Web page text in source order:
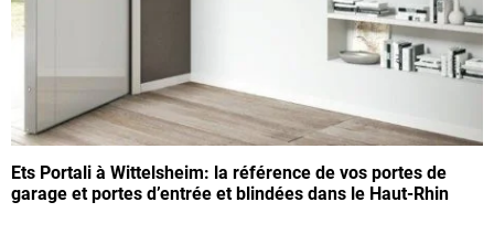
Ets Portali à Wittelsheim: la référence de vos portes de
garage et portes d’entrée et blindées dans le Haut-Rhin